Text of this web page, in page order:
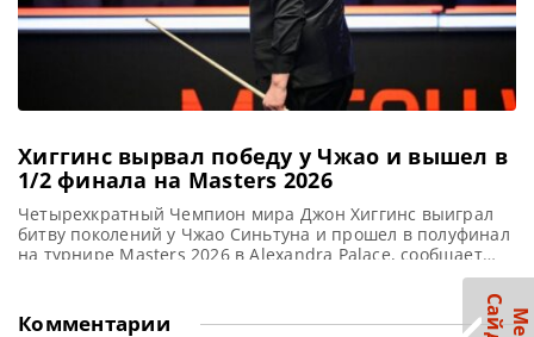
Хиггинс вырвал победу у Чжао и вышел в
1/2 финала на Masters 2026
Четырехкратный Чемпион мира Джон Хиггинс выиграл
битву поколений у Чжао Синьтуна и прошел в полуфинал
на турнире Masters 2026 в Alexandra Palace, сообщает
WST В захватывающем поединке на турнире Masters
(Мастерс) 2026, Джон Хиггинс одержал победу над Чжао
Синьтуном со счетом 6-5, вырвав решающий фрейм на
Комментарии